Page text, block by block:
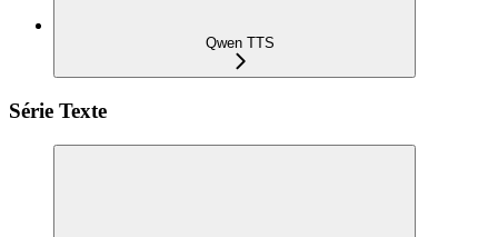
Qwen TTS
Série Texte